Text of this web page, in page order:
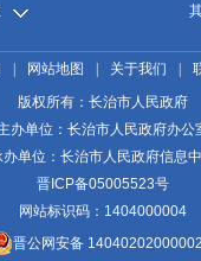
网站地图 关于我们
版权所有：长治市人民政府
办单位：长治市人民政府办公
办单位：长治市人民政府信息
晋ICP备05005523号
网站标识码：1404000004
晋公网安备